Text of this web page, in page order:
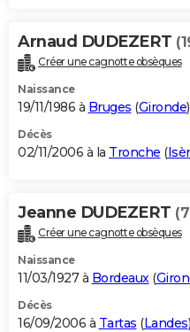
Arnaud DUDEZERT
Créer une cagnotte obsèques
Naissance
19/11/1986 à Bruges (Gironde)
Décès
02/11/2006 à la Tronche (
Jeanne DUDEZERT
Créer une cagnotte obsèques
Naissance
11/03/1927 à Bordeaux(
Décès
16/09/2006 à Tartas (Landes)